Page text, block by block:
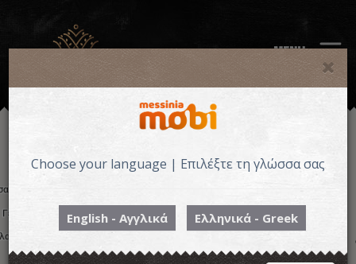
MENU
Choose your language | Επιλέξτε τη γλώσσα σας
English - Αγγλικά Ελληνικά - Greek